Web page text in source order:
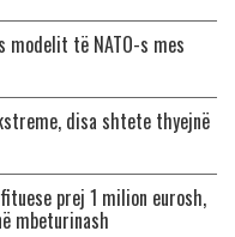
modelit të NATO-s mes
disa shtete thyejnë
prej 1 milion eurosh,
mbeturinash